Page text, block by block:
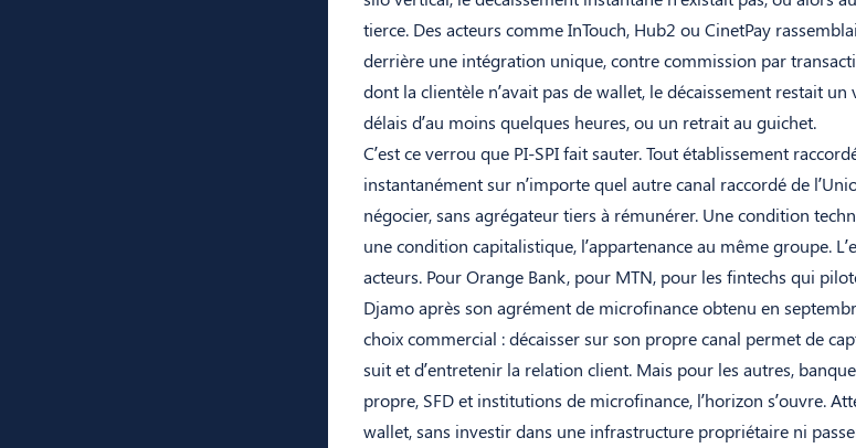
tierce. Des acteurs comme InTouch, Hub2 ou CinetPay
derrière une intégration unique, contre commission par
dont la clientèle n’avait pas de wallet, le décaissement restait
délais d’au moins quelques heures, ou un retrait au guichet.
C’est ce verrou que PI-SPI fait sauter. Tout établissement
instantanément sur n’importe quel autre canal raccordé de
négocier, sans agrégateur tiers à rémunérer. Une condition
une condition capitalistique, l’appartenance au même groupe.
acteurs. Pour Orange Bank, pour MTN, pour les fintechs qui
Djamo après son agrément de microfinance obtenu en
choix commercial : décaisser sur son propre canal permet de
suit et d’entretenir la relation client. Mais pour les autres,
propre, SFD et institutions de microfinance, l’horizon s’ouvre.
wallet, sans investir dans une infrastructure propriétaire ni